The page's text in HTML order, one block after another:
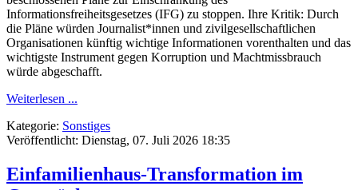
Informationsfreiheitsgesetzes (IFG) zu stoppen. Ihre Kritik: Durch
die Pläne würden Journalist*innen und zivilgesellschaftlichen
Organisationen künftig wichtige Informationen vorenthalten und das
wichtigste Instrument gegen Korruption und Machtmissbrauch
würde abgeschafft.
Weiterlesen ...
Kategorie: Sonstiges
Veröffentlicht: Dienstag, 07. Juli 2026 18:35
Einfamilienhaus-Transformation im